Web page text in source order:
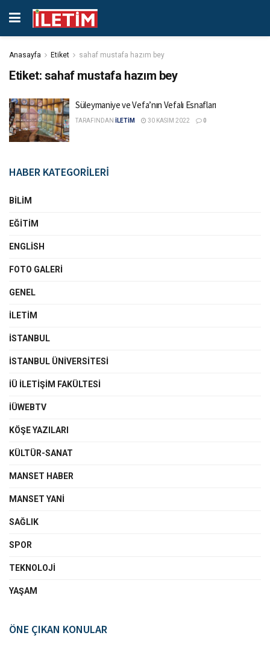
Anasayfa Etiket sahaf mustafa hazım bey
Etiket: sahaf mustafa hazım bey
Süleymaniye ve Vefa’nın Vefalı Esnafları
TARAFINDAN İLETİM 30 KASIM 2022 0
HABER KATEGORİLERİ
BILIM
EĞITIM
ENGLISH
FOTO GALERI
GENEL
İLETIM
İSTANBUL
İSTANBUL ÜNIVERSITESI
İÜ İLETIŞIM FAKÜLTESI
İÜWEBTV
KÖŞE YAZILARI
KÜLTÜR-SANAT
MANSET HABER
MANSET YANI
SAĞLIK
SPOR
TEKNOLOJI
YAŞAM
ÖNE ÇIKAN KONULAR